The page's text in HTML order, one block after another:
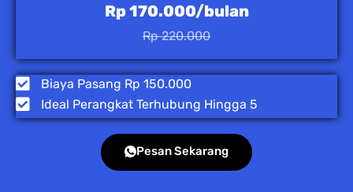
Rp 170.000/bulan
Rp 220.000
Biaya Pasang Rp 150.000
Ideal Perangkat Terhubung Hingga 5
Pesan Sekarang